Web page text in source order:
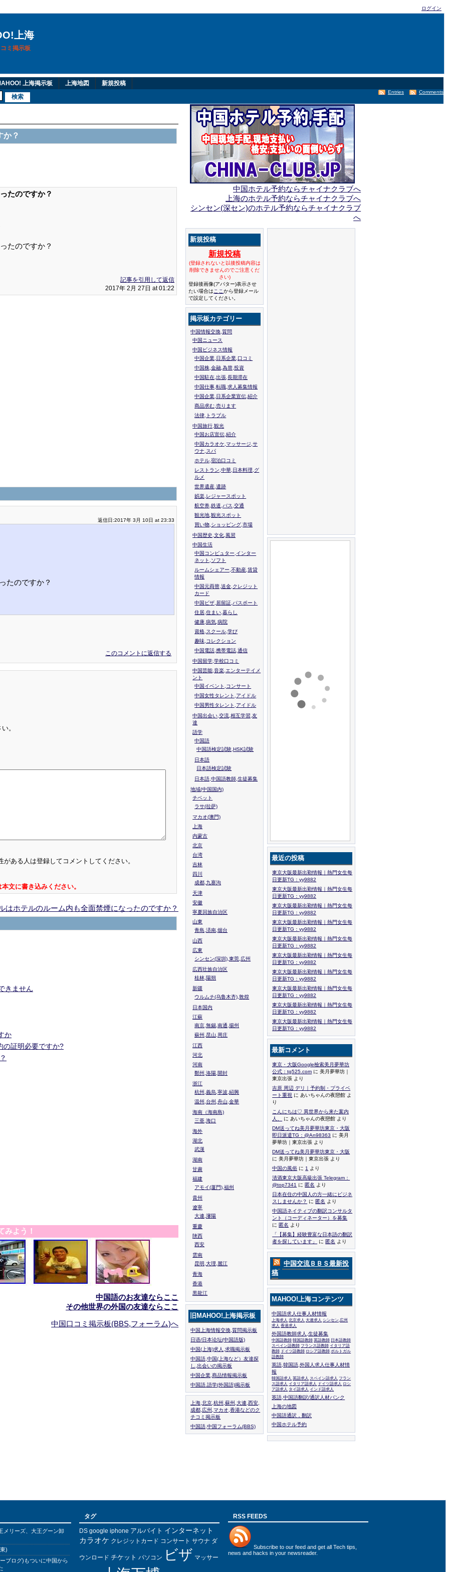
ログイン
上海
ミ掲示板
上海掲示板 上海地図 新規投稿
Comments
Entries
か？
たのですか？
たのですか？
記事を引用して返信
2017年 2月 27日 at 01:22
返信日:2017年 3月 10日 at 23:33
たのですか？
このコメントに返信する
。
ある人は登録してコメントしてください。
文に書き込みください。
はホテルのルーム内も全面禁煙になったのですか？
きません
か
の証明必要ですか?
みよう！
中国語のお友達ならここ
その他世界の外国の友達ならここ
中国口コミ掲示板(BBS,フォーラム)へ
中国ホテル予約ならチャイナクラブへ
上海のホテル予約ならチャイナクラブへ
シンセン(深セン)のホテル予約ならチャイナクラブ
へ
新規投稿
新規投稿
(登録されないと以後投稿内容は
削除できませんのでご注意くだ
さい)
登録後画像(アバター)表示させ
たい場合は ここから登録メール
で設定してください。
掲示板カテゴリー
中国情報交換,質問
中国ニュース
中国ビジネス情報
中国企業,日系企業,口コミ
中国株,金融,為替,投資
中国駐在,出張,長期滞在
中国仕事,転職,求人募集情報
中国企業,日系企業宣伝,紹介
商品求む,売ります
法律,トラブル
中国旅行,観光
中国お店宣伝,紹介
中国カラオケ,マッサージ,サ
ウナ,スパ
ホテル,宿泊口コミ
レストラン,中華,日本料理,グ
ルメ
世界遺産,遺跡
娯楽,レジャースポット
航空券,鉄道,バス,交通
観光地,観光スポット
買い物,ショッピング,市場
中国歴史,文化,風習
中国生活
中国コンピュター,インター
ネット,ソフト
ルームシェアー,不動産,賃貸
情報
中国元両替,送金,クレジット
カード
中国ビザ,居留証,パスポート
住居,住まい,暮らし
健康,病気,病院
資格,スクール,学び
趣味,コレクション
中国電話,携帯電話,通信
中国留学,学校口コミ
中国芸能,音楽,エンターテイメ
ント
中国イベント,コンサート
中国女性タレント,アイドル
中国男性タレント,アイドル
中国出会い,交流,相互学習,友
達
語学
中国語
中国語検定試験,HSK試験
日本語
日本語検定試験
日本語,中国語教師,生徒募集
地域(中国国内)
チベット
ラサ(拉萨)
マカオ(澳門)
上海
内蒙古
北京
台湾
吉林
四川
成都,九寨沟
天津
安徽
寧夏回族自治区
山東
青島,済南,烟台
山西
広東
シンセン(深圳),東莞,広州
広西壮族自治区
桂林,陽朔
新疆
ウルムチ(乌鲁木齐),敦煌
日本国内
江蘇
南京,無錫,南通,揚州
蘇州,昆山,周庄
江西
河北
河南
鄭州,洛陽,開封
浙江
杭州,義烏,寧波,紹興
温州,台州,舟山,金華
海南（海南島)
三亜,海口
海外
湖北
武漢
湖南
甘粛
福建
アモイ(厦門),福州
貴州
遼寧
大連,瀋陽
重慶
陜西
西安
雲南
昆明,大理,麗江
青海
香港
黒龍江
旧MAHOO!上海掲示板
中国上海情報交換,質問掲示板
日语/日本论坛(中国語版)
中国(上海)求人,求職掲示板
中国語,中国(上海など）友達探
し,出会いの掲示板
中国企業,商品情報掲示板
中国語.語学(外国語)掲示板
上海,北京,杭州,蘇州,大連,西安,
成都,広州,マカオ,香港などのク
チコミ掲示板
中国語,中国フォーラム(BBS)
最近の投稿
東京大阪最新出勤情報｜熱門女生每
日更新TG：yy9882
東京大阪最新出勤情報｜熱門女生每
日更新TG：yy9882
東京大阪最新出勤情報｜熱門女生每
日更新TG：yy9882
東京大阪最新出勤情報｜熱門女生每
日更新TG：yy9882
東京大阪最新出勤情報｜熱門女生每
日更新TG：yy9882
東京大阪最新出勤情報｜熱門女生每
日更新TG：yy9882
東京大阪最新出勤情報｜熱門女生每
日更新TG：yy9882
東京大阪最新出勤情報｜熱門女生每
日更新TG：yy9882
東京大阪最新出勤情報｜熱門女生每
日更新TG：yy9882
東京大阪最新出勤情報｜熱門女生每
日更新TG：yy9882
最新コメント
東京・大阪Google檢索美月夢華坊
公式：tg525.com に 美月夢華坊｜
東京出張 より
吉原 周辺 デリ｜予約制・プライベ
ート重視 に あいちゃんの夜戀館 よ
り
こんにちは♡ 異世界から来た案内
人、
に あいちゃんの夜戀館 より
DM送ってね美月夢華坊東京・大阪
即日派遣TG：@An98363 に 美月
夢華坊｜東京出張 より
DM送ってね美月夢華坊東京・大阪
に 美月夢華坊｜東京出張 より
中国の風俗 に 1
より
清酒東京大阪高級出張 Telegram：
@top7341 に 匿名 より
日本在住の中国人の方一緒にビジネ
スしませんか？ に 匿名 より
中国語ネイティブの翻訳コンサルタ
ント（コーディネーター）を募集
に 匿名 より
「【募集】経験豊富な日本語の翻訳
者を探しています」
に 匿名 より
中国交流ＢＢＳ最新投
稿
MAHOO!上海コンテンツ
中国語求人仕事人材情報
上海求人 北京求人 大連求人 シンセン,広州
求人 香港求人
外国語教師求人,生徒募集
中国語教師 韓国語教師 英語教師 日本語教師
スペイン語教師 フランス語教師 イタリア語
教師 ドイツ語教師 ロシア語教師 ポルトガル
語教師
英語,韓国語,外国人求人仕事人材情
報
韓国語求人 英語求人 スペイン語求人 フラン
ス語求人 イタリア語求人 ドイツ語求人 ロシ
ア語求人 タイ語求人 インド語求人
英語,中国語翻訳/通訳人材バンク
上海の地図
中国語通訳，翻訳
中国ホテル予約
メリーズ、大王グーン卸
)
ブログ)もついに中国から
タグ
DS google iphone アルバイト インターネット
カラオケ クレジットカード コンサート サウナ ダ
ウンロード チケット パソコン ビザ マッサー
RSS FEEDS
Subscribe to our feed and get all Tech tips,
news and hacks in your newsreader.